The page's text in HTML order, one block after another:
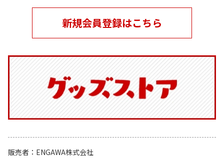
新規会員登録はこちら
販売者
ENGAWA株式会社